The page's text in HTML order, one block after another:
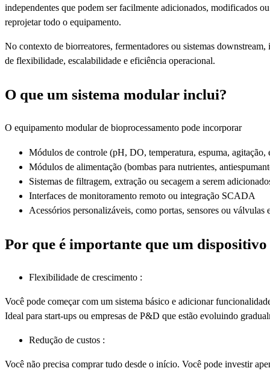
independentes que podem ser facilmente adicionados, modificados
reprojetar todo o equipamento.
No contexto de biorreatores, fermentadores ou sistemas downstream,
de flexibilidade, escalabilidade e eficiência operacional.
O que um sistema modular inclui?
O equipamento modular de bioprocessamento pode incorporar
Módulos de controle (pH, DO, temperatura, espuma, agitação,
Módulos de alimentação (bombas para nutrientes,
Sistemas de filtragem, extração ou secagem a serem
Interfaces de monitoramento remoto ou integração SCADA
Acessórios personalizáveis, como portas, sensores ou válvulas
Por que é importante que um
Flexibilidade de crescimento :
Você pode começar com um sistema básico e adicionar
Ideal para start-ups ou empresas de P&D que estão evoluindo
Redução de custos :
Você não precisa comprar tudo desde o início. Você pode investir